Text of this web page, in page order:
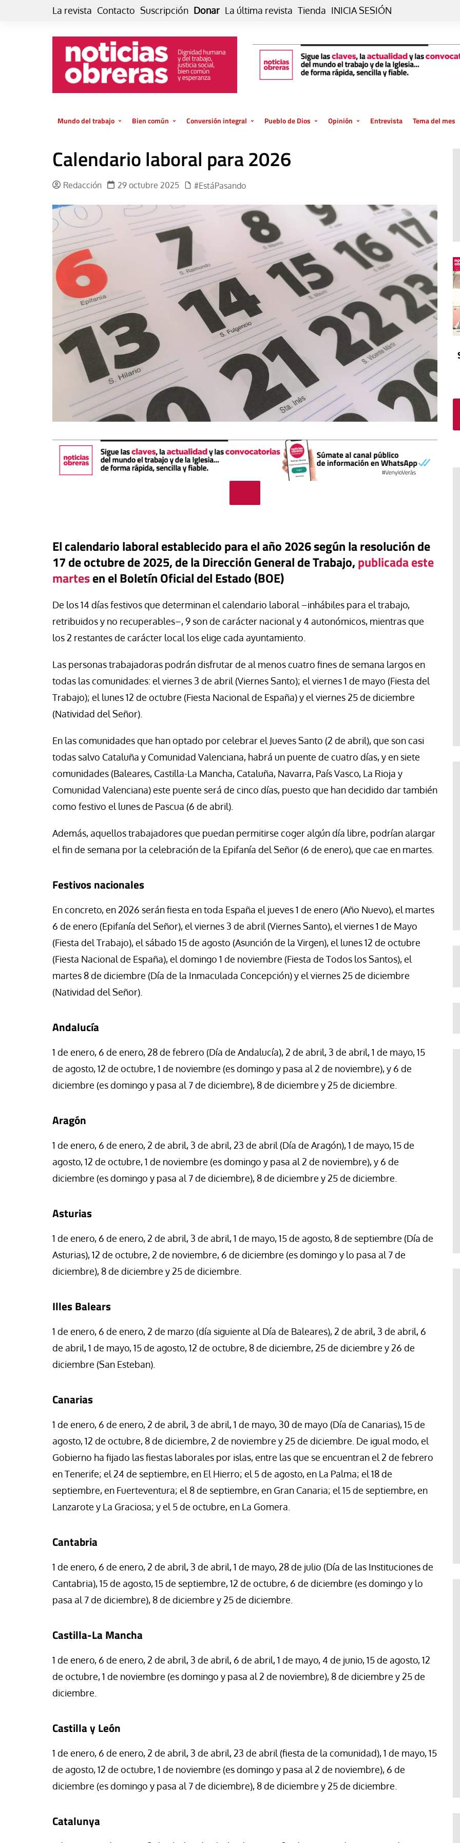
La revista Contacto Suscripción Donar La última revista Tienda INICIA SESIÓN
Mundo del trabajo
El trabajo es para la vida
MMTC
Laboral
La mundialización
El amor en el mundo
Los empobrecidos por el
mundo
Radio — Mundo obrero hoy
Vidas precarias
Bien común
Economía
Conversión integral
de vida… es posible
El cuidado de la creación
Experiencia
Cultura
Libro
Aplicaciones
Música
Poesía
Relato
Pueblo de Dios
La oración de cada día
El Evangelio en tu vida
El atrio
In memoriam
Opinión
Blog Desde mi azotea
Viñeta
Tribuna
Blog Sembrando sueños,
recogiendo humanidad
Blog Mensajes guardados
La columna
Entrevista Tema del mes
Calendario laboral para 2026
Redacción 29 octubre 2025 #EstáPasando
El calendario laboral establecido para el año 2026 según la resolución de
17 de octubre de 2025, de la Dirección General de Trabajo,publicada este
martesen el Boletín Oficial del Estado (BOE)
De los 14 días festivos que determinan el calendario laboral –inhábiles para el trabajo,
retribuidos y no recuperables–, 9 son de carácter nacional y 4 autonómicos, mientras que
los 2 restantes de carácter local los elige cada ayuntamiento.
Las personas trabajadoras podrán disfrutar de al menos cuatro fines de semana largos en
todas las comunidades: el viernes 3 de abril (Viernes Santo); el viernes 1 de mayo (Fiesta del
Trabajo); el lunes 12 de octubre (Fiesta Nacional de España) y el viernes 25 de diciembre
(Natividad del Señor).
En las comunidades que han optado por celebrar el Jueves Santo (2 de abril), que son casi
todas salvo Cataluña y Comunidad Valenciana, habrá un puente de cuatro días, y en siete
comunidades (Baleares, Castilla-La Mancha, Cataluña, Navarra, País Vasco, La Rioja y
Comunidad Valenciana) este puente será de cinco días, puesto que han decidido dar también
como festivo el lunes de Pascua (6 de abril).
Además, aquellos trabajadores que puedan permitirse coger algún día libre, podrían alargar
el fin de semana por la celebración de la Epifanía del Señor (6 de enero), que cae en martes.
Festivos nacionales
En concreto, en 2026 serán fiesta en toda España el jueves 1 de enero (Año Nuevo), el martes
6 de enero (Epifanía del Señor), el viernes 3 de abril (Viernes Santo), el viernes 1 de Mayo
(Fiesta del Trabajo), el sábado 15 de agosto (Asunción de la Virgen), el lunes 12 de octubre
(Fiesta Nacional de España), el domingo 1 de noviembre (Fiesta de Todos los Santos), el
martes 8 de diciembre (Día de la Inmaculada Concepción) y el viernes 25 de diciembre
(Natividad del Señor).
Andalucía
1 de enero, 6 de enero, 28 de febrero (Día de Andalucía), 2 de abril, 3 de abril, 1 de mayo, 15
de agosto, 12 de octubre, 1 de noviembre (es domingo y pasa al 2 de noviembre), y 6 de
diciembre (es domingo y pasa al 7 de diciembre), 8 de diciembre y 25 de diciembre.
Aragón
1 de enero, 6 de enero, 2 de abril, 3 de abril, 23 de abril (Día de Aragón), 1 de mayo, 15 de
agosto, 12 de octubre, 1 de noviembre (es domingo y pasa al 2 de noviembre), y 6 de
diciembre (es domingo y pasa al 7 de diciembre), 8 de diciembre y 25 de diciembre.
Asturias
1 de enero, 6 de enero, 2 de abril, 3 de abril, 1 de mayo, 15 de agosto, 8 de septiembre (Día de
Asturias), 12 de octubre, 2 de noviembre, 6 de diciembre (es domingo y lo pasa al 7 de
diciembre), 8 de diciembre y 25 de diciembre.
Illes Balears
1 de enero, 6 de enero, 2 de marzo (día siguiente al Día de Baleares), 2 de abril, 3 de abril, 6
de abril, 1 de mayo, 15 de agosto, 12 de octubre, 8 de diciembre, 25 de diciembre y 26 de
diciembre (San Esteban).
Canarias
1 de enero, 6 de enero, 2 de abril, 3 de abril, 1 de mayo, 30 de mayo (Día de Canarias), 15 de
agosto, 12 de octubre, 8 de diciembre, 2 de noviembre y 25 de diciembre. De igual modo, el
Gobierno ha fijado las fiestas laborales por islas, entre las que se encuentran el 2 de febrero
en Tenerife; el 24 de septiembre, en El Hierro; el 5 de agosto, en La Palma; el 18 de
septiembre, en Fuerteventura; el 8 de septiembre, en Gran Canaria; el 15 de septiembre, en
Lanzarote y La Graciosa; y el 5 de octubre, en La Gomera.
Cantabria
1 de enero, 6 de enero, 2 de abril, 3 de abril, 1 de mayo, 28 de julio (Día de las Instituciones de
Cantabria), 15 de agosto, 15 de septiembre, 12 de octubre, 6 de diciembre (es domingo y lo
pasa al 7 de diciembre), 8 de diciembre y 25 de diciembre.
Castilla-La Mancha
1 de enero, 6 de enero, 2 de abril, 3 de abril, 6 de abril, 1 de mayo, 4 de junio, 15 de agosto, 12
de octubre, 1 de noviembre (es domingo y pasa al 2 de noviembre), 8 de diciembre y 25 de
diciembre.
Castilla y León
1 de enero, 6 de enero, 2 de abril, 3 de abril, 23 de abril (fiesta de la comunidad), 1 de mayo, 15
de agosto, 12 de octubre, 1 de noviembre (es domingo y pasa al 2 de noviembre), 6 de
diciembre (es domingo y pasa al 7 de diciembre), 8 de diciembre y 25 de diciembre.
Catalunya
de Migraciones pide una
urgente para más de
menores que permanecen
Luis Palacios
#EstáPasando
León XIV visitará Uruguay,
Argentina y Perú a principios de
noviembre
Jose Luis Palacios
#EstáPasando
democracia” afirma Roberto
Saviano ante la comunidad que
resiste el desalojo de Spin Time
Abraham Canales